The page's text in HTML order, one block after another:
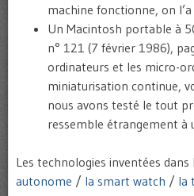
machine fonctionne, on l’a
Un Macintosh portable à
n° 121 (7 février 1986),
ordinateurs et les micro-
miniaturisation continue,
nous avons testé le tout
ressemble étrangement à
Les technologies inventées dans
autonome / la smart watch / la